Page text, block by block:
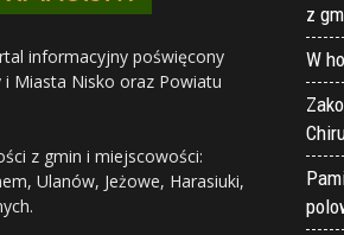
informacyjny poświęcony
Miasta Nisko oraz Powiatu
z gmin i miejscowości:
Ulanów, Jeżowe, Harasiuki,
z
W